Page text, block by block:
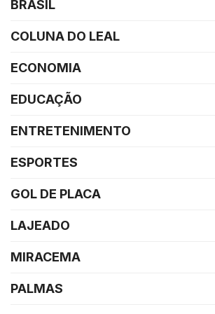
BRASIL
COLUNA DO LEAL
ECONOMIA
EDUCAÇÃO
ENTRETENIMENTO
ESPORTES
GOL DE PLACA
LAJEADO
MIRACEMA
PALMAS